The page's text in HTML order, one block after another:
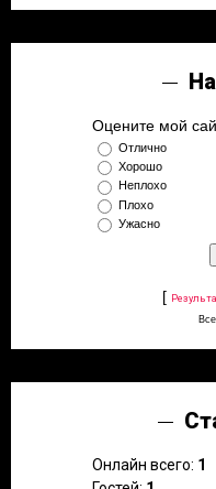
Оцените мой
Отлично
Хорошо
Неплохо
Плохо
Ужасно
[
Онлайн всего: 1